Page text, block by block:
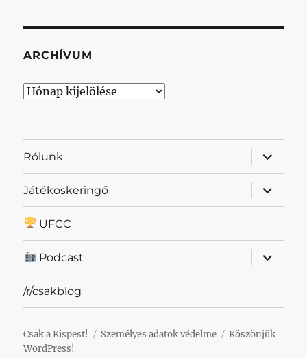
ARCHÍVUM
Archívum
Rólunk
almenü
Játékoskeringő
almenü
UFCC
Podcast
almenü
/r/csakblog
Csak a Kispest! Személyes adatok védelme
Köszönjük
WordPress!